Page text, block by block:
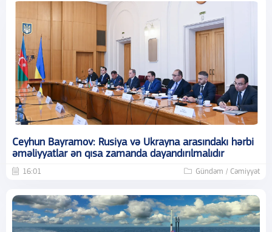
Ceyhun Bayramov: Rusiya və Ukrayna arasındakı hərbi
əməliyyatlar ən qısa zamanda dayandırılmalıdır
16:01 Gündəm / Cəmiyyət